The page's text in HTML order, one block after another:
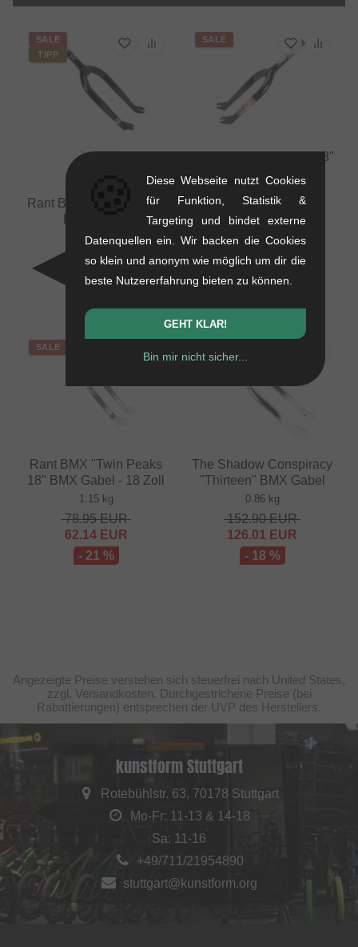
SALE
TIPP
Rant BMX "Twin Peaks"
1.15 kg
83.99 EUR
67.18
EUR
SALE
Subrosa Bikes "Simo 18"
141.97 EUR
- 10 %
SALE
Rant BMX "Twin Peaks
18" BMX Gabel - 18 Zoll
1.15 kg
78.95EUR
62.14EUR
- 21 %
The Shadow Conspiracy
"Thirteen" BMX Gabel
0.86 kg
152.90EUR
126.01 EUR
- 18 %
Angezeigte Preise verstehen sich steuerfrei nach United States,
zzgl. Versandkosten. Durchgestrichene Preise (bei
Rabattierungen) entsprechen der UVP des Herstellers.
kunstform Stuttgart
Rotebühlstr. 63, 70178 Stuttgart
Mo-Fr: 11-13 & 14-18
Sa: 11-16
+49/711/21954890
stuttgart@kunstform.org
Diese Webseite nutzt Cookies
für Funktion, Statistik &
Targeting und bindet externe
Datenquellen ein. Wir backen die Cookies
so klein und anonym wie möglich um dir die
beste Nutzererfahrung bieten zu können.
GEHT KLAR!
Bin mir nicht sicher...